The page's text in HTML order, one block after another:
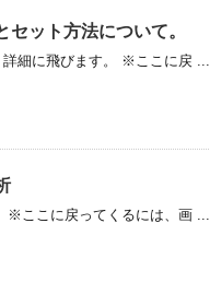
ット方法について。
詳細に飛びます。 ※ここに戻 ...
※ここに戻ってくるには、画 ...